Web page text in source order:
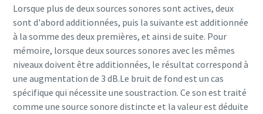
Lorsque plus de deux sources sonores sont actives, deux
sont d'abord additionnées, puis la suivante est additionnée
à la somme des deux premières, et ainsi de suite. Pour
mémoire, lorsque deux sources sonores avec les mêmes
niveaux doivent être additionnées, le résultat correspond à
une augmentation de 3 dB.Le bruit de fond est un cas
spécifique qui nécessite une soustraction. Ce son est traité
comme une source sonore distincte et la valeur est déduite